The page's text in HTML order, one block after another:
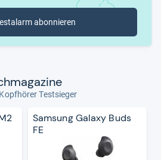
abonnieren
Testsieger
Samsung Galaxy Buds
FE